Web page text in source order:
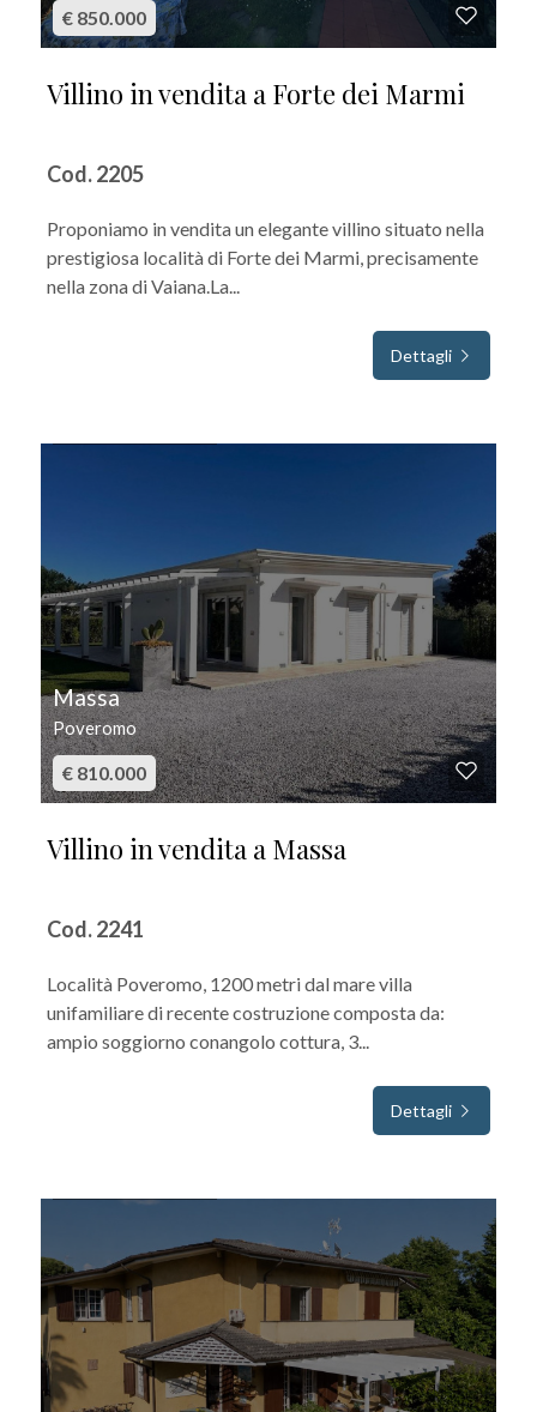
€ 850.000
Villino in vendita a Forte dei Marmi
Cod. 2205
Proponiamo in vendita un elegante villino situato nella
prestigiosa località di Forte dei Marmi, precisamente
nella zona di Vaiana.La...
Dettagli
Massa
Poveromo
€ 810.000
Villino in vendita a Massa
Cod. 2241
Località Poveromo, 1200 metri dal mare villa
unifamiliare di recente costruzione composta da:
ampio soggiorno conangolo cottura, 3...
Dettagli